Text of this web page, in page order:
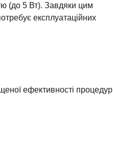
(до 5 Вт). Завдяки цим
експлуатаційних
ефективності процедур